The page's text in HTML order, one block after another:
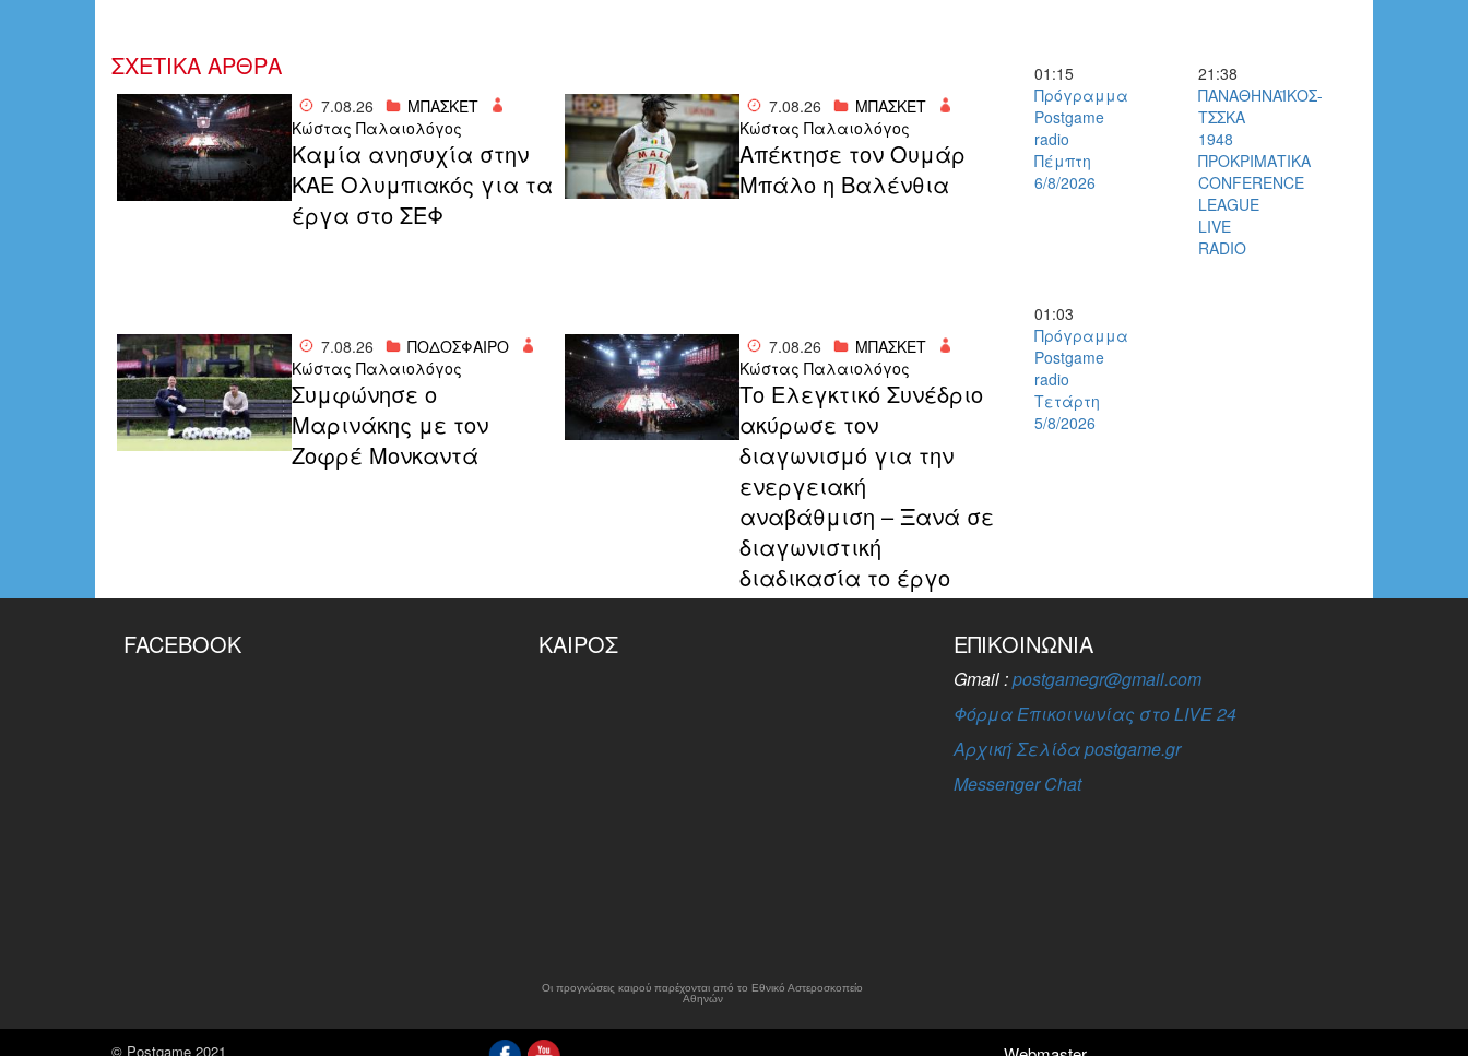
ΣΧΕΤΙΚΑ ΑΡΘΡΑ
7.08.26
ΜΠΑΣΚΕΤ
Κώστας Παλαιολόγος
Καμία ανησυχία στην
ΚΑΕ Ολυμπιακός για τα
έργα στο ΣΕΦ
7.08.26
ΜΠΑΣΚΕΤ
Κώστας Παλαιολόγος
Απέκτησε τον Ουμάρ
Μπάλο η Βαλένθια
7.08.26
ΠΟΔΟΣΦΑΙΡΟ
Κώστας Παλαιολόγος
Συμφώνησε ο
Μαρινάκης με τον
Ζοφρέ Μονκαντά
7.08.26
ΜΠΑΣΚΕΤ
Κώστας Παλαιολόγος
Το Ελεγκτικό Συνέδριο
ακύρωσε τον
διαγωνισμό για την
ενεργειακή
αναβάθμιση – Ξανά σε
διαγωνιστική
διαδικασία το έργο
01:15
Πρόγραμμα
Postgame
radio
Πέμπτη
6/8/2026
21:38
ΠΑΝΑΘΗΝΑΪΚΟΣ-
ΤΣΣΚΑ
1948
ΠΡΟΚΡΙΜΑΤΙΚΑ
CONFERENCE
LEAGUE
LIVE
RADIO
01:03
Πρόγραμμα
Postgame
radio
Τετάρτη
5/8/2026
FACEBOOK ΚΑΙΡΌΣ
Οι προγνώσεις καιρού παρέχονται από το Εθνικό Αστεροσκοπείο
Αθηνών
ΕΠΙΚΟΙΝΩΝΊΑ
Gmail :postgamegr@gmail.com
Φόρμα Επικοινωνίας στο LIVE 24
Αρχική Σελίδα postgame.gr
Messenger Chat
© Postgame 2021